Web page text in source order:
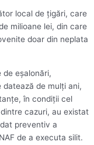
local de ţigări, care
milioane lei, din care
doar din neplata
de eşalonări,
de mulţi ani,
în condiţii cel
cazuri, au existat
preventiv a
de a executa silit.